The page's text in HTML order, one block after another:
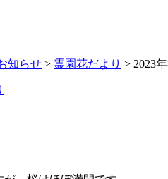
知らせ > 霊園花だより > 2023